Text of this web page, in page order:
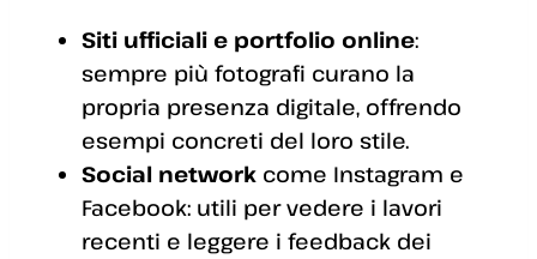
Siti ufficiali e portfolio online:
sempre più fotografi curano la
propria presenza digitale, offrendo
esempi concreti del loro stile.
Social network come Instagram e
Facebook: utili per vedere i lavori
recenti e leggere i feedback dei